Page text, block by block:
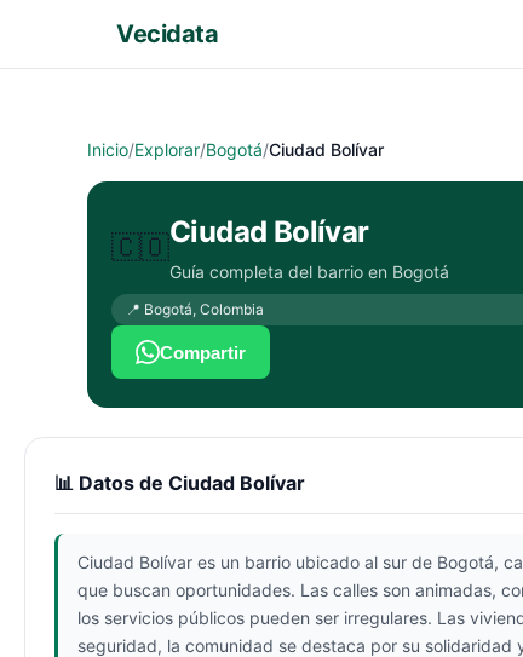
Vecidata
Inicio/Explorar/Bogotá/Ciudad Bolívar
🇨🇴Ciudad Bolívar
Guía completa del barrio en Bogotá
📍 Bogotá, Colombia
Compartir
📊 Datos de Ciudad Bolívar
Ciudad Bolívar es un barrio ubicado al sur de Bogotá,
que buscan oportunidades. Las calles son animadas,
los servicios públicos pueden ser irregulares. Las
seguridad, la comunidad se destaca por su